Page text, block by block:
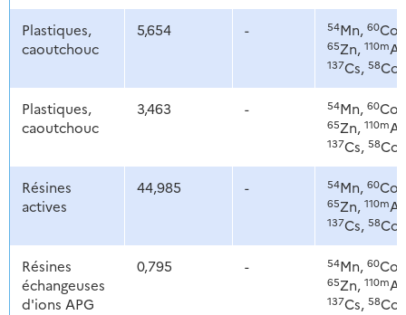
Plastiques,
caoutchouc
5,654 - 54Mn, 60Co,
65Zn, 110m
137Cs, 58Co
Plastiques,
caoutchouc
3,463 - 54Mn, 60Co,
65Zn, 110m
137Cs, 58Co
Résines
actives
44,985 - 54Mn, 60Co,
65Zn, 110m
137Cs, 58Co
Résines
échangeuses
d'ions APG
0,795 - 54Mn, 60Co,
65Zn, 110m
137Cs, 58Co